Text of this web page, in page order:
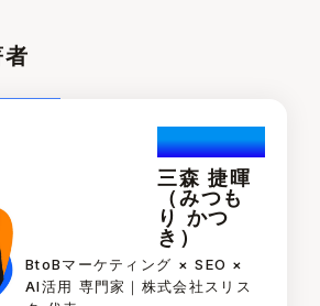
Katuski.Mi
tsumori
三森 捷暉
（みつも
り かつ
き）
BtoBマーケティング × SEO ×
AI活用 専門家｜株式会社スリス